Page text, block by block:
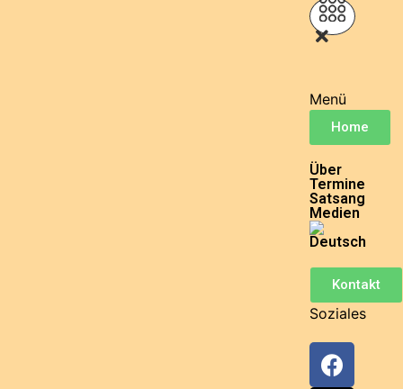
Menü
Home
Über
Termine
Satsang
Medien
Kontakt
Soziales